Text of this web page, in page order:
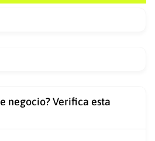
negocio? Verifica esta